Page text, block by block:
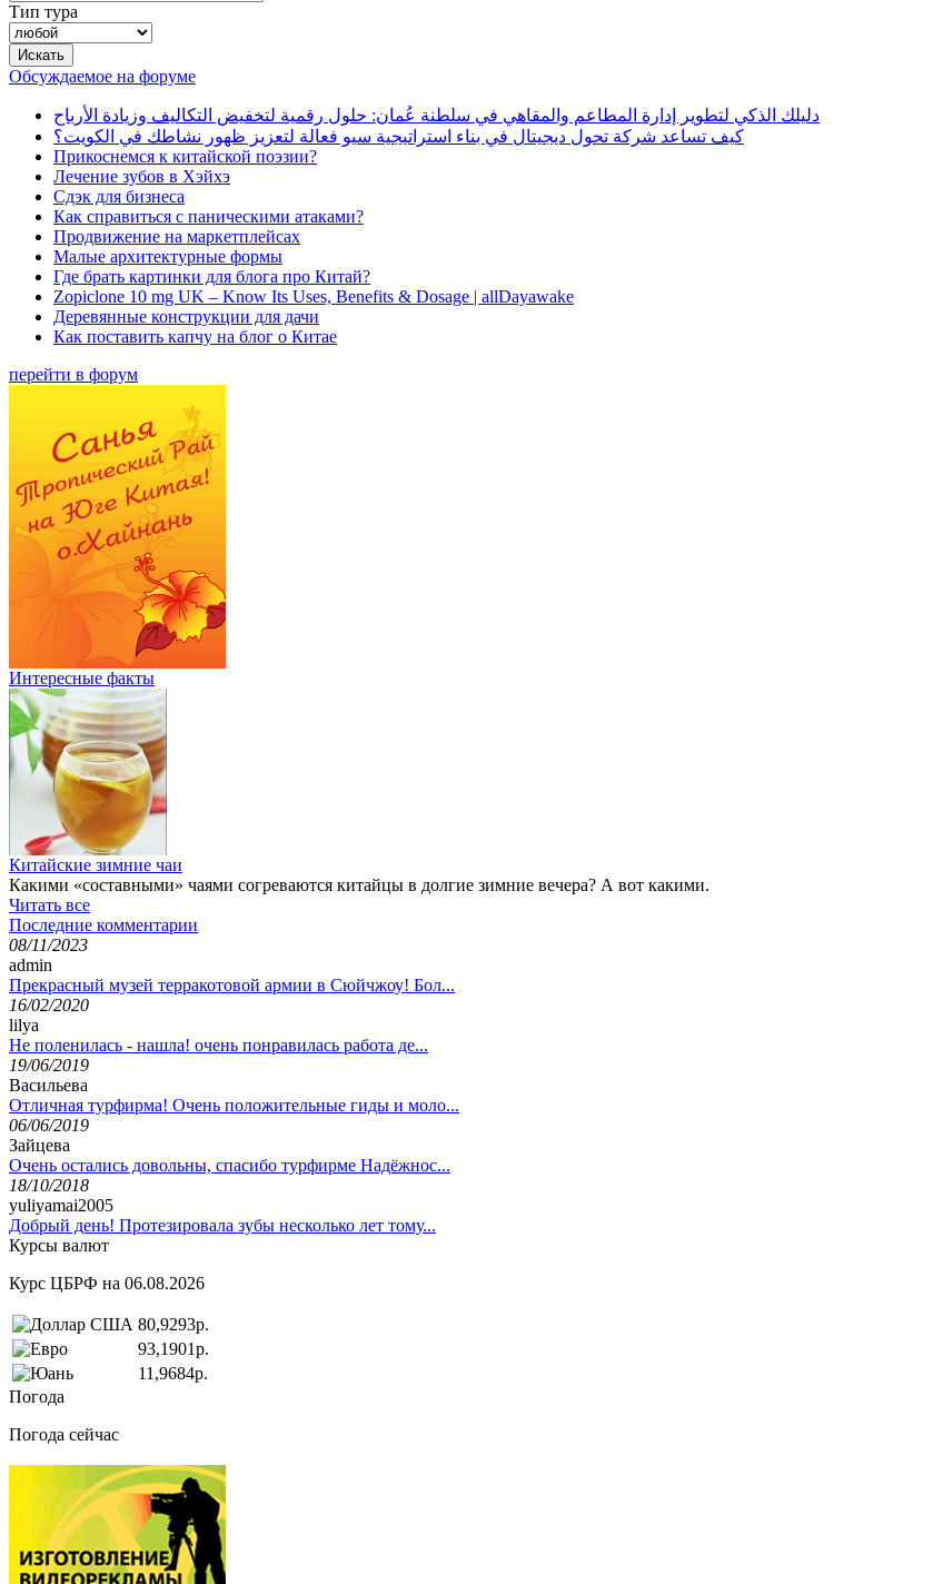
Тип тура
Обсуждаемое на форуме
دليلك الذكي لتطوير إدارة المطاعم والمقاهي في سلطنة عُمان: حلول رقمية لتخفيض التكاليف وزيادة الأرباح
كيف تساعد شركة تحول ديجيتال في بناء استراتيجية سيو فعالة لتعزيز ظهور نشاطك في الكويت؟
Прикоснемся к китайской поэзии?
Лечение зубов в Хэйхэ
Сдэк для бизнеса
Как справиться с паническими атаками?
Продвижение на маркетплейсах
Малые архитектурные формы
Где брать картинки для блога про Китай?
Zopiclone 10 mg UK – Know Its Uses, Benefits & Dosage | allDayawake
Деревянные конструкции для дачи
Как поставить капчу на блог о Китае
перейти в форум
Интересные факты
Китайские зимние чаи
Какими «составными» чаями согреваются китайцы в долгие зимние вечера? А вот какими.
Читать все
Последние комментарии
08/11/2023
admin
Прекрасный музей терракотовой армии в Сюйчжоу! Бол...
16/02/2020
lilya
Не поленилась - нашла! очень понравилась работа де...
19/06/2019
Васильева
Отличная турфирма! Очень положительные гиды и моло...
06/06/2019
Зайцева
Очень остались довольны, спасибо турфирме Надёжнос...
18/10/2018
yuliyamai2005
Добрый день! Протезировала зубы несколько лет тому...
Курсы валют
Курс ЦБРФ на 06.08.2026
80,9293р.
93,1901р.
11,9684р.
Погода
Погода сейчас